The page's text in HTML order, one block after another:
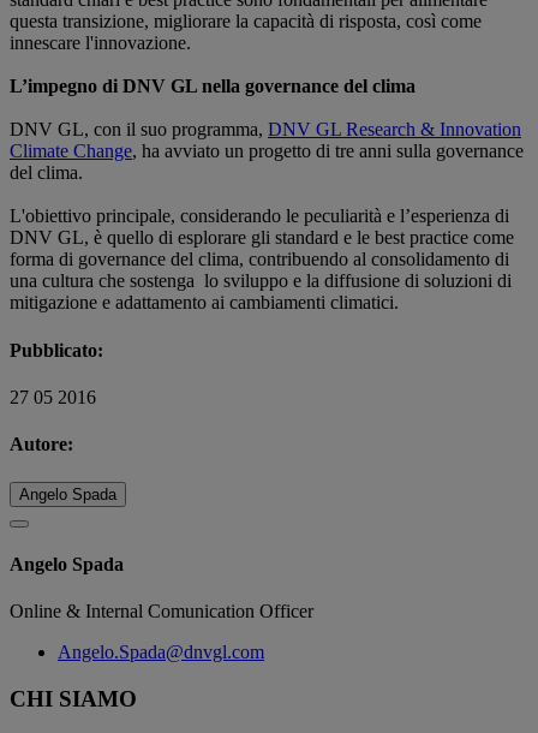
questa transizione, migliorare la capacità di risposta, così come
innescare l'innovazione.
L’impegno di DNV GL nella governance del clima
DNV GL, con il suo programma, DNV GL Research & Innovation
Climate Change, ha avviato un progetto di tre anni sulla governance
del clima.
L'obiettivo principale, considerando le peculiarità e l’esperienza di
DNV GL, è quello di esplorare gli standard e le best practice come
forma di governance del clima, contribuendo al consolidamento di
una cultura che sostenga lo sviluppo e la diffusione di soluzioni di
mitigazione e adattamento ai cambiamenti climatici.
Pubblicato:
27 05 2016
Autore:
Angelo Spada
Angelo Spada
Online & Internal Comunication Officer
Angelo.Spada@dnvgl.com
CHI SIAMO